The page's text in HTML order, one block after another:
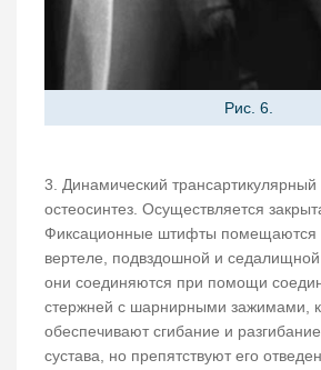
Рис. 6.
3. Динамический
остеосинтез. Осуществляется
Фиксационные штифты помещаются
вертеле, подвздошной и седалищной
они соединяются при помощи
стержней с шарнирными зажимами,
обеспечивают сгибание и
сустава, но препятствуют его